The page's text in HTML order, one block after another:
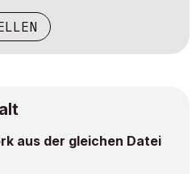
aus der gleichen Datei